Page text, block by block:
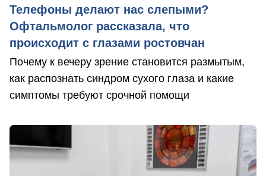
Телефоны делают нас слепыми?
Офтальмолог рассказала, что
происходит с глазами ростовчан
Почему к вечеру зрение становится размытым,
как распознать синдром сухого глаза и какие
симптомы требуют срочной помощи